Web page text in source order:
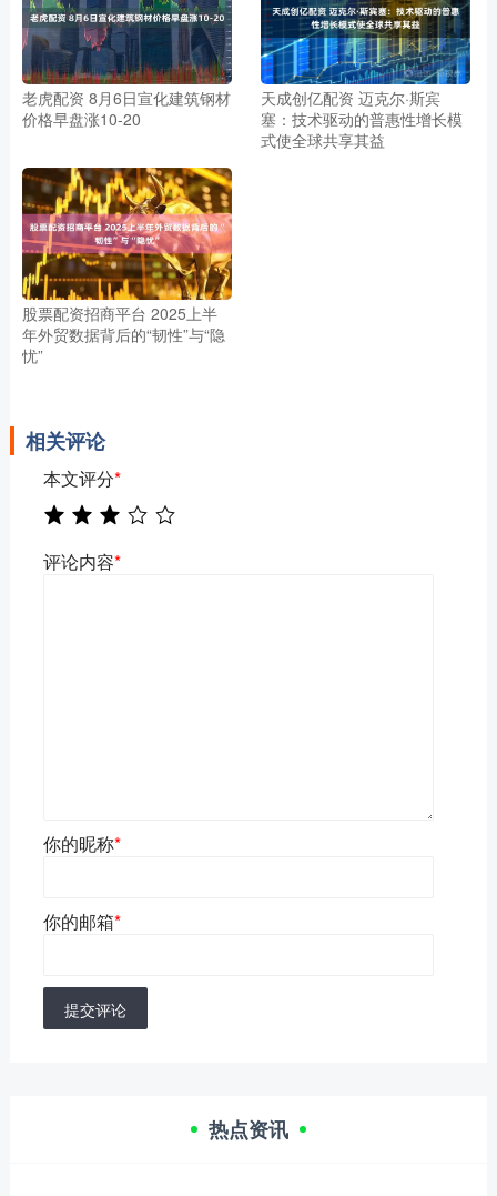
老虎配资 8月6日宣化建筑钢材
价格早盘涨10-20
天成创亿配资 迈克尔·斯宾
塞：技术驱动的普惠性增长模
式使全球共享其益
股票配资招商平台 2025上半
年外贸数据背后的“韧性”与“隐
忧”
相关评论
本文评分*
评论内容*
你的昵称*
你的邮箱*
提交评论
热点资讯